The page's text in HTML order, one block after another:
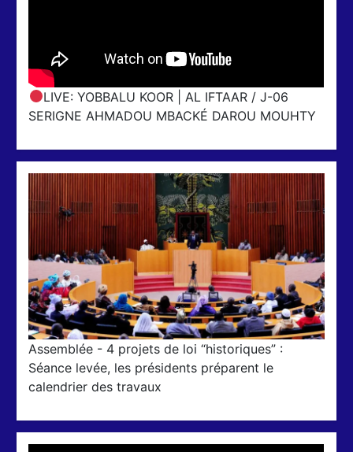
LIVE: YOBBALU KOOR | AL IFTAAR / J-06
SERIGNE AHMADOU MBACKÉ DAROU MOUHTY
Assemblée - 4 projets de loi “historiques” :
Séance levée, les présidents préparent le
calendrier des travaux